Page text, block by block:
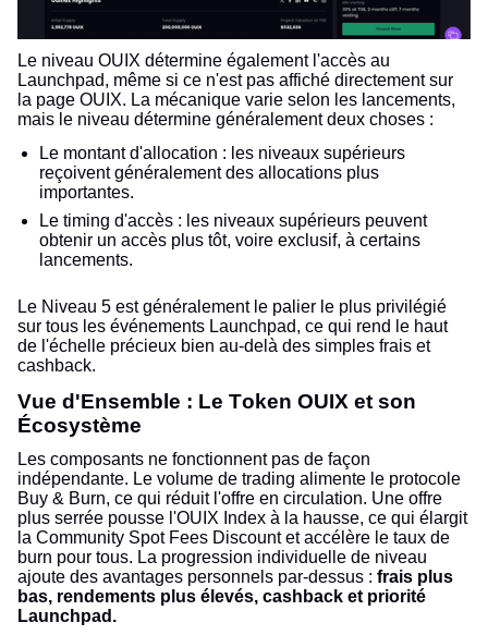
Le niveau OUIX détermine également l'accès au
Launchpad, même si ce n'est pas affiché directement sur
la page OUIX. La mécanique varie selon les lancements,
mais le niveau détermine généralement deux choses :
Le montant d'allocation : les niveaux supérieurs
reçoivent généralement des allocations plus
importantes.
Le timing d'accès : les niveaux supérieurs peuvent
obtenir un accès plus tôt, voire exclusif, à certains
lancements.
Le Niveau 5 est généralement le palier le plus privilégié
sur tous les événements Launchpad, ce qui rend le haut
de l'échelle précieux bien au-delà des simples frais et
cashback.
Vue d'Ensemble : Le Token OUIX et son
Écosystème
Les composants ne fonctionnent pas de façon
indépendante. Le volume de trading alimente le protocole
Buy & Burn, ce qui réduit l'offre en circulation. Une offre
plus serrée pousse l'OUIX Index à la hausse, ce qui élargit
la Community Spot Fees Discount et accélère le taux de
burn pour tous. La progression individuelle de niveau
ajoute des avantages personnels par-dessus : frais plus
bas, rendements plus élevés, cashback et priorité
Launchpad.